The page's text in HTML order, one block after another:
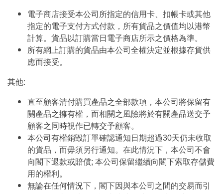
電子商店接受本公司所指定的信用卡、扣帳卡或其他
指定的電子支付方式付款，所有貨品之價值均以港幣
計算。貨品以訂購當日電子商店所示之價格為準。
所有網上訂購的貨品由本公司全權決定並根據存貨供
應而接受。
其他:
直至顧客清付購買產品之全部款項，本公司將保留有
關產品之擁有權，而相關之風險將於有關產品送交予
顧客之同時視作已轉交予顧客。
本公司有權銷毀訂單確認通知日期超過30天仍未收取
的貨品，而毋須另行通知。在此情況下，本公司不會
向閣下退款或賠償; 本公司保留繼續向閣下索取存儲費
用的權利。
無論在任何情況下，閣下因與本公司之間的交易而引